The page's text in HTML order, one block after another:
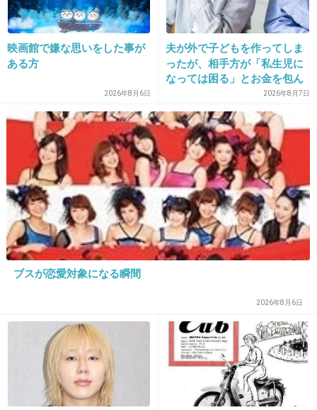
ね。気持ちはわからなくもないけど、そこまで
したらダメだよ。
-34
20. 匿名2013/05/27(月) 23:06:13
優先席付近でマークを
アピールする人の話は
多いみたいだから
マイナスイメージに
なりやすいのかも。
私も傲慢な妊婦に
自分が妊娠して
倒れたときのためのものという
マークの本来の意味を
知ってからは
映画館で嫌な思いをした事が
ある方
2026年8月6日
夫が外で子どもを作ってしま
ったが、相手方が「私生児に
なっては困る」とお金を包ん
で頭を下げに来ても応じず、
晩年まで離婚に応じなかった
親戚の話→「一生復讐にな
る」「これ本人幸せなの？」
2026年8月7日
ブスが恋愛対象になる瞬間
2026年8月6日